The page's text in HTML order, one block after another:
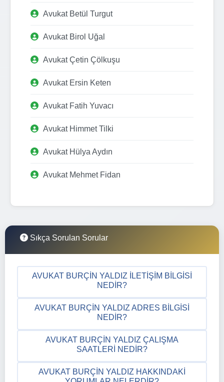
Avukat Betül Turgut
Avukat Birol Uğal
Avukat Çetin Çölkuşu
Avukat Ersin Keten
Avukat Fatih Yuvacı
Avukat Himmet Tilki
Avukat Hülya Aydın
Avukat Mehmet Fidan
Sıkça Sorulan Sorular
AVUKAT BURÇIN YALDIZ İLETIŞIM BILGISI
NEDIR?
AVUKAT BURÇIN YALDIZ ADRES BILGISI
NEDIR?
AVUKAT BURÇIN YALDIZ ÇALIŞMA
SAATLERI NEDIR?
AVUKAT BURÇIN YALDIZ HAKKINDAKI